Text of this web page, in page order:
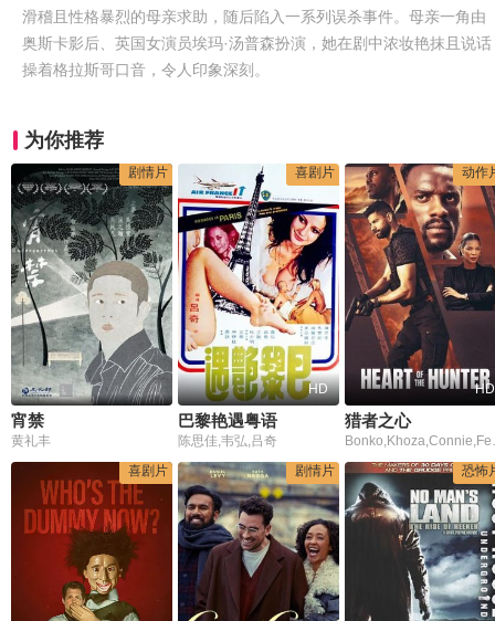
滑稽且性格暴烈的母亲求助，随后陷入一系列误杀事件。母亲一角由
奥斯卡影后、英国女演员埃玛·汤普森扮演，她在剧中浓妆艳抹且说话
操着格拉斯哥口音，令人印象深刻。
为你推荐
剧情片
宵禁
黄礼丰
喜剧片
HD
巴黎艳遇粤语
陈思佳,韦弘,吕奇
动作
HD
猎者之心
喜剧片
剧情片 恐怖